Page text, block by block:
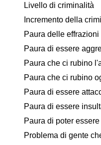
Livello di criminalità
Incremento della
Paura delle
Paura di essere
Paura che ci rubino
Paura che ci rubino
Paura di essere
Paura di essere
Paura di poter
Problema di gente